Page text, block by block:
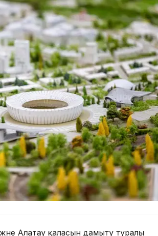
Алатау қаласын дамыту туралы